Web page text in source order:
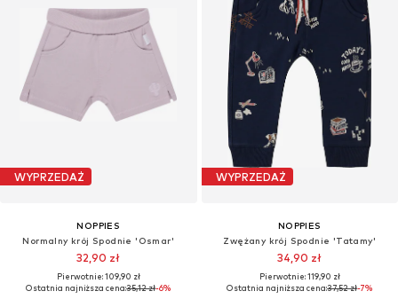
WYPRZEDAŻ
NOPPIES
Normalny krój Spodnie 'Osmar'
32,90 zł
Pierwotnie: 109,90 zł
Ostatnia najniższa cena:35,12 zł-6%
WYPRZEDAŻ
NOPPIES
Zwężany krój Spodnie 'Tatamy'
34,90 zł
Pierwotnie: 119,90 zł
Ostatnia najniższa cena:37,52 zł-7%